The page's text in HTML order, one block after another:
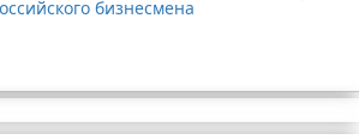
бизнесмена